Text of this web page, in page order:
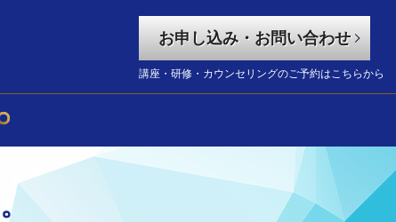
お申し込み・お問い合わせ
講座・研修・カウンセリングのご予約はこちらから